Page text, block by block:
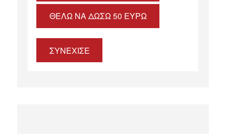
ΘΈΛΩ ΝΑ ΔΏΣΩ 50 ΕΥΡΏ
ΣΥΝΕΧΙΣΕ